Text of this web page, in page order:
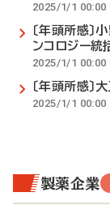
2025/1/1 00:00
〔年頭所感
ンコロジー
2025/1/1 00:00
〔年頭所感
2025/1/1 00:00
製薬企業